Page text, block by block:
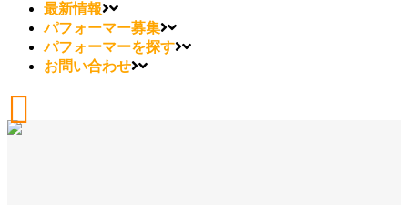
最新情報
パフォーマー募集
パフォーマーを探す
お問い合わせ